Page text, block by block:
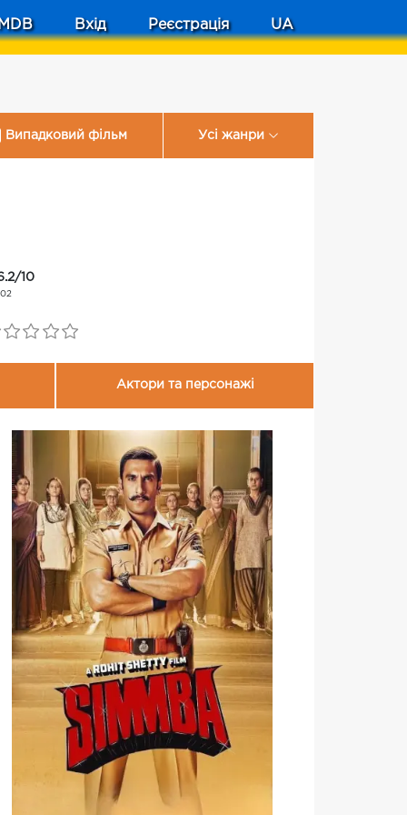
Вхід Реєстрація UA
Випадковий фільм Усі жанри
10
Актори та персонажі